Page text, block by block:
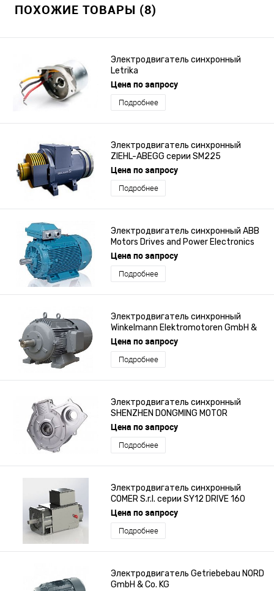
ПОХОЖИЕ ТОВАРЫ (8)
Электродвигатель синхронный
Letrika
Цена по запросу
Подробнее
Электродвигатель синхронный
ZIEHL-ABEGG серии SM225
Цена по запросу
Подробнее
Электродвигатель синхронный ABB
Motors Drives and Power Electronics
серий M3BJ, M3LJ, AMZ
Цена по запросу
Подробнее
Электродвигатель синхронный
Winkelmann Elektromotoren GmbH &
Co. KG 0.15 - 150 kW, IP44 - IP65, IC 410
- IC 416, IEC, NEMA MG1
Цена по запросу
Подробнее
Электродвигатель синхронный
SHENZHEN DONGMING MOTOR
ELECTRIC CO., LTD TYT125
Цена по запросу
Подробнее
Электродвигатель синхронный
COMER S.r.l. серии SY12 DRIVE 160
Цена по запросу
Подробнее
Электродвигатель Getriebebau NORD
GmbH & Co. KG